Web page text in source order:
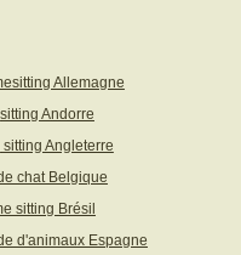
Allemagne
Andorre
sitting Angleterre
chat Belgique
sitting Brésil
d'animaux Espagne